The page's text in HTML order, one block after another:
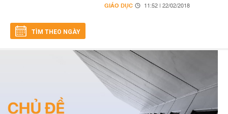
GIÁO DỤC 11:52 | 22/02/2018
TÌM THEO NGÀY